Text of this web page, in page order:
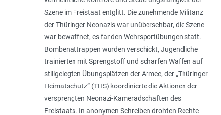
Szene im Freistaat entglitt. Die zunehmende Militanz
der Thüringer Neonazis war unübersehbar, die Szene
war bewaffnet, es fanden Wehrsportübungen statt.
Bombenattrappen wurden verschickt, Jugendliche
trainierten mit Sprengstoff und scharfen Waffen auf
stillgelegten Übungsplätzen der Armee, der „Thüringer
Heimatschutz“ (THS) koordinierte die Aktionen der
versprengten Neonazi-Kameradschaften des
Freistaats. In anonymen Schreiben drohten Rechte